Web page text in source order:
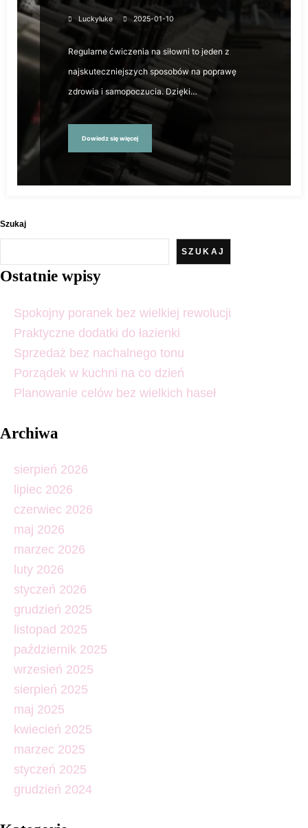
Luckyluke 2025-01-10
Regularne ćwiczenia na siłowni to jeden z
najskuteczniejszych sposobów na poprawę
zdrowia i samopoczucia. Dzięki…
Dowiedz się więcej
Szukaj
SZUKAJ
Ostatnie wpisy
Spokojny poranek bez wielkiej rewolucji
Praktyczne dodatki do łazienki
Sprzedaż bez nachalnego tonu
Porządek w kuchni na co dzień
Planowanie celów bez wielkich haseł
Archiwa
sierpień 2026
lipiec 2026
czerwiec 2026
maj 2026
marzec 2026
luty 2026
styczeń 2026
grudzień 2025
listopad 2025
październik 2025
wrzesień 2025
sierpień 2025
maj 2025
kwiecień 2025
marzec 2025
styczeń 2025
grudzień 2024